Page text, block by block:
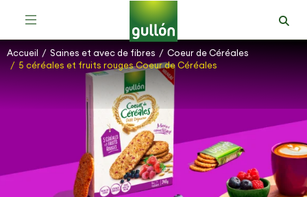
Vous êtes ici :
Accueil Saines et avec de fibres
Coeur de Céréales
5 céréales et fruits rouges Coeur de Céréales